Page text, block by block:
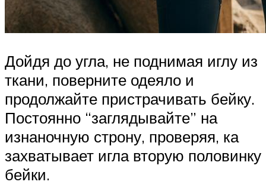
Дойдя до угла, не поднимая иглу из
ткани, поверните одеяло и
продолжайте пристрачивать бейку.
Постоянно “заглядывайте” на
изнаночную строну, проверяя, ка
захватывает игла вторую половинку
бейки.